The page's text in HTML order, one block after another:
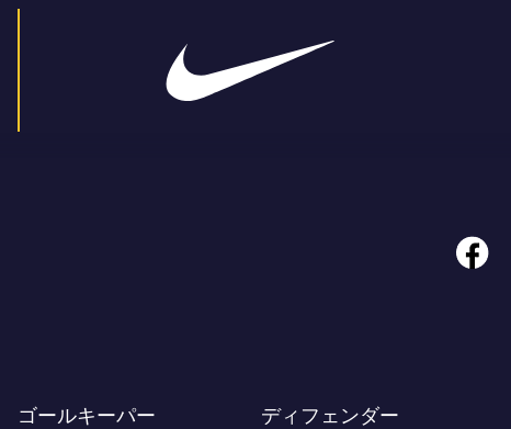
facebook
ゴールキーパー ディフェンダー